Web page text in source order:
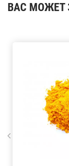
ВАС МОЖЕТ